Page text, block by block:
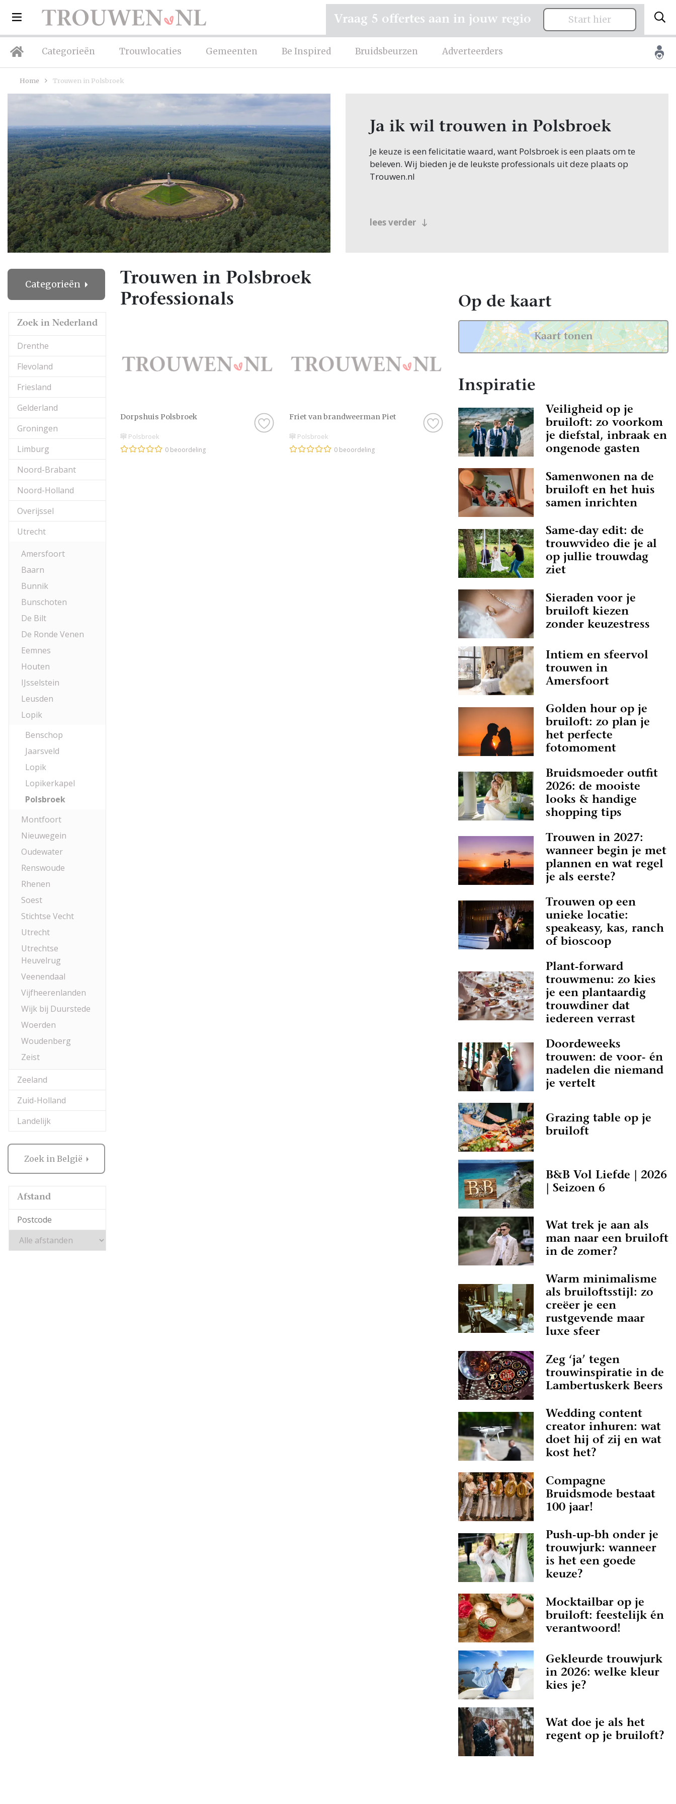
Categorieën Trouwlocaties Gemeenten Be Inspired Bruidsbeurzen Adverteerders
Vraag 5 offertes aan in jouw regio Start hier
Home Trouwen in Polsbroek
Ja ik wil trouwen in Polsbroek
Je keuze is een felicitatie waard, want Polsbroek is een plaats om te
beleven. Wij bieden je de leukste professionals uit deze plaats op
Trouwen.nl
lees verder
Categorieën
Zoek in Nederland
Drenthe
Flevoland
Friesland
Gelderland
Groningen
Limburg
Noord-Brabant
Noord-Holland
Overijssel
Utrecht
Amersfoort
Baarn
Bunnik
Bunschoten
De Bilt
De Ronde Venen
Eemnes
Houten
IJsselstein
Leusden
Lopik
Benschop
Jaarsveld
Lopik
Lopikerkapel
Polsbroek
Montfoort
Nieuwegein
Oudewater
Renswoude
Rhenen
Soest
Stichtse Vecht
Utrecht
Utrechtse
Heuvelrug
Veenendaal
Vijfheerenlanden
Wijk bij Duurstede
Woerden
Woudenberg
Zeist
Zeeland
Zuid-Holland
Landelijk
Zoek in België
Afstand
Trouwen in Polsbroek
Professionals
Dorpshuis Polsbroek
Polsbroek
0 beoordeling
Friet van brandweerman Piet
Polsbroek
0 beoordeling
Op de kaart
Kaart tonen
Inspiratie
Veiligheid op je
bruiloft: zo voorkom
je diefstal, inbraak en
ongenode gasten
Samenwonen na de
bruiloft en het huis
samen inrichten
Same-day edit: de
trouwvideo die je al
op jullie trouwdag
ziet
Sieraden voor je
bruiloft kiezen
zonder keuzestress
Intiem en sfeervol
trouwen in
Amersfoort
Golden hour op je
bruiloft: zo plan je
het perfecte
fotomoment
Bruidsmoeder outfit
2026: de mooiste
looks & handige
shopping tips
Trouwen in 2027:
wanneer begin je met
plannen en wat regel
je als eerste?
Trouwen op een
unieke locatie:
speakeasy, kas, ranch
of bioscoop
Plant-forward
trouwmenu: zo kies
je een plantaardig
trouwdiner dat
iedereen verrast
Doordeweeks
trouwen: de voor- én
nadelen die niemand
je vertelt
Grazing table op je
bruiloft
B&B Vol Liefde | 2026
| Seizoen 6
Wat trek je aan als
man naar een bruiloft
in de zomer?
Warm minimalisme
als bruiloftsstijl: zo
creëer je een
rustgevende maar
luxe sfeer
Zeg ‘ja’ tegen
trouwinspiratie in de
Lambertuskerk Beers
Wedding content
creator inhuren: wat
doet hij of zij en wat
kost het?
Compagne
Bruidsmode bestaat
100 jaar!
Push-up-bh onder je
trouwjurk: wanneer
is het een goede
keuze?
Mocktailbar op je
bruiloft: feestelijk én
verantwoord!
Gekleurde trouwjurk
in 2026: welke kleur
kies je?
Wat doe je als het
regent op je bruiloft?